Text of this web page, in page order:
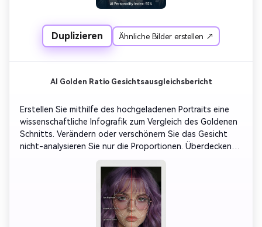
Duplizieren Ähnliche Bilder erstellen ↗
AI Golden Ratio Gesichtsausgleichsbericht
Erstellen Sie mithilfe des hochgeladenen Portraits eine
wissenschaftliche Infografik zum Vergleich des Goldenen
Schnitts. Verändern oder verschönern Sie das Gesicht
nicht-analysieren Sie nur die Proportionen. Überdecken
Sie die dünne weiße geometrische Linie, die die „Goldene
Maske“ zeigt (Symmetrierichtlinie für die Platzierung von
Augen, Lippen und Nase). Markieren Sie fünf Bereiche mit
exakten Partituren: „Augenausrichtung -%“,
„Nasenproportion-%“, „Lippenbreite -%“,
„Gesichtsproportion-%“, „Gesamtgoldener Schnitt -%“.